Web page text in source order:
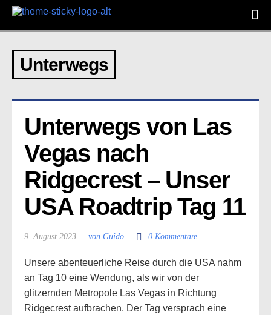
Unterwegs
Unterwegs von Las
Vegas nach
Ridgecrest – Unser
USA Roadtrip Tag 11
9. August 2023 von Guido 0 Kommentare
Unsere abenteuerliche Reise durch die USA nahm
an Tag 10 eine Wendung, als wir von der
glitzernden Metropole Las Vegas in Richtung
Ridgecrest aufbrachen. Der Tag versprach eine